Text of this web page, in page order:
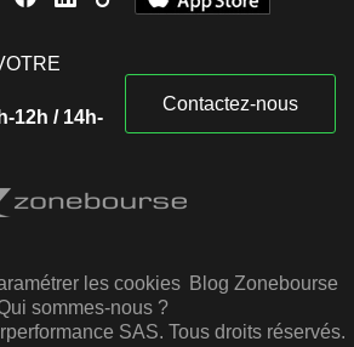
12h / 14h-
Contactez-nous
les cookies Blog Zonebourse
sommes-nous ?
SAS. Tous droits réservés.